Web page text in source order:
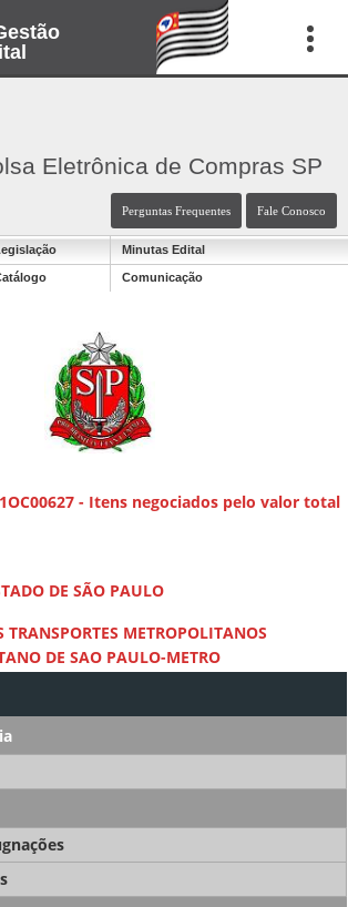
Eletrônica de Compras SP
Perguntas Frequentes Fale Conosco
Minutas Edital
Comunicação
- Itens negociados pelo valor total
DE SÃO PAULO
TRANSPORTES METROPOLITANOS
DE SAO PAULO-METRO